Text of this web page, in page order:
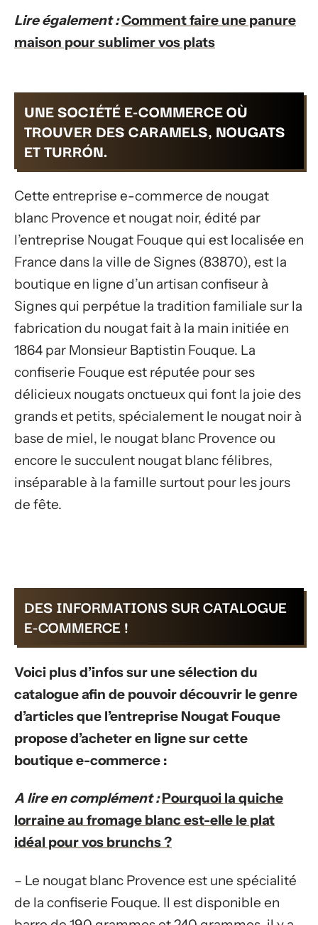
Lire également :Comment faire une panure
maison pour sublimer vos plats
UNE SOCIÉTÉ E-COMMERCE OÙ
TROUVER DES CARAMELS, NOUGATS
ET TURRÓN.
Cette entreprise e-commerce de nougat
blanc Provence et nougat noir, édité par
l’entreprise Nougat Fouque qui est localisée en
France dans la ville de Signes (83870), est la
boutique en ligne d’un artisan confiseur à
Signes qui perpétue la tradition familiale sur la
fabrication du nougat fait à la main initiée en
1864 par Monsieur Baptistin Fouque. La
confiserie Fouque est réputée pour ses
délicieux nougats onctueux qui font la joie des
grands et petits, spécialement le nougat noir à
base de miel, le nougat blanc Provence ou
encore le succulent nougat blanc félibres,
inséparable à la famille surtout pour les jours
de fête.
DES INFORMATIONS SUR CATALOGUE
E-COMMERCE !
Voici plus d’infos sur une sélection du
catalogue afin de pouvoir découvrir le genre
d’articles que l’entreprise Nougat Fouque
propose d’acheter en ligne sur cette
boutique e-commerce :
A lire en complément : Pourquoi la quiche
lorraine au fromage blanc est-elle le plat
idéal pour vos brunchs ?
– Le nougat blanc Provence est une spécialité
de la confiserie Fouque. Il est disponible en